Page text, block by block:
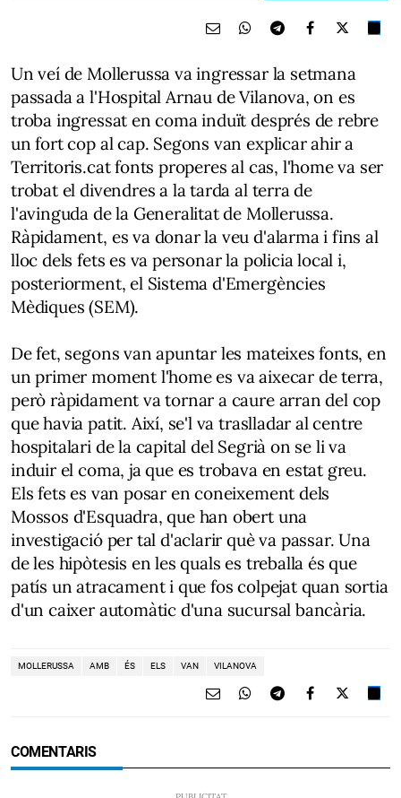
Un veí de Mollerussa va ingressar la setmana
passada a l'Hospital Arnau de Vilanova, on es
troba ingressat en coma induït després de rebre
un fort cop al cap. Segons van explicar ahir a
Territoris.cat fonts properes al cas, l'home va ser
trobat el divendres a la tarda al terra de
l'avinguda de la Generalitat de Mollerussa.
Ràpidament, es va donar la veu d'alarma i fins al
lloc dels fets es va personar la policia local i,
posteriorment, el Sistema d'Emergències
Mèdiques (SEM).
De fet, segons van apuntar les mateixes fonts, en
un primer moment l'home es va aixecar de terra,
però ràpidament va tornar a caure arran del cop
que havia patit. Així, se'l va traslladar al centre
hospitalari de la capital del Segrià on se li va
induir el coma, ja que es trobava en estat greu.
Els fets es van posar en coneixement dels
Mossos d'Esquadra, que han obert una
investigació per tal d'aclarir què va passar. Una
de les hipòtesis en les quals es treballa és que
patís un atracament i que fos colpejat quan sortia
d'un caixer automàtic d'una sucursal bancària.
MOLLERUSSA AMB ÉS ELS VAN VILANOVA
COMENTARIS